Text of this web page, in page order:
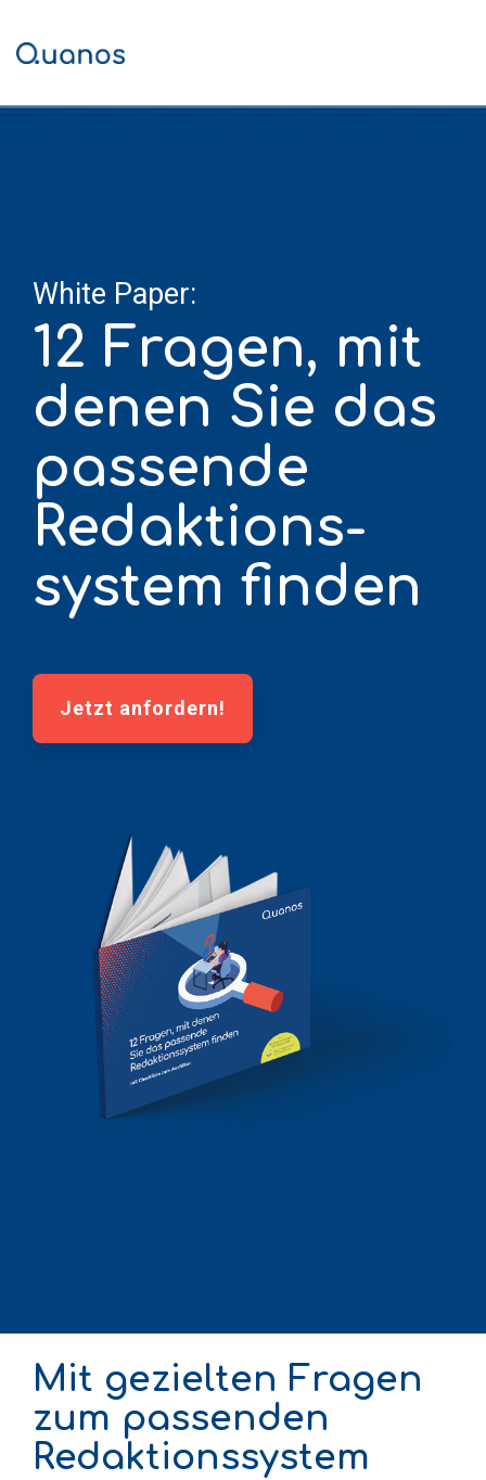
the
White Paper:
12 Fragen, mit
denen Sie das
passende
Redaktions­
system finden
Jetzt anfordern!
Mit gezielten Fragen
zum passenden
Redaktionssystem